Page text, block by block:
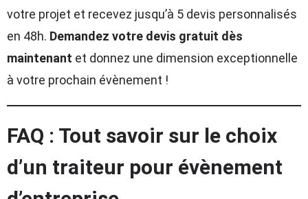
votre projet et recevez jusqu’à 5 devis personnalisés
en 48h. Demandez votre devis gratuit dès
maintenant et donnez une dimension exceptionnelle
à votre prochain évènement !
FAQ : Tout savoir sur le choix
d’un traiteur pour évènement